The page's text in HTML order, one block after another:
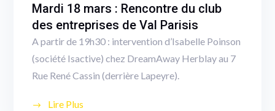
Mardi 18 mars : Rencontre du club
des entreprises de Val Parisis
A partir de 19h30 : intervention d’Isabelle Poinson
(société Isactive) chez DreamAway Herblay au 7
Rue René Cassin (derrière Lapeyre).
Lire Plus